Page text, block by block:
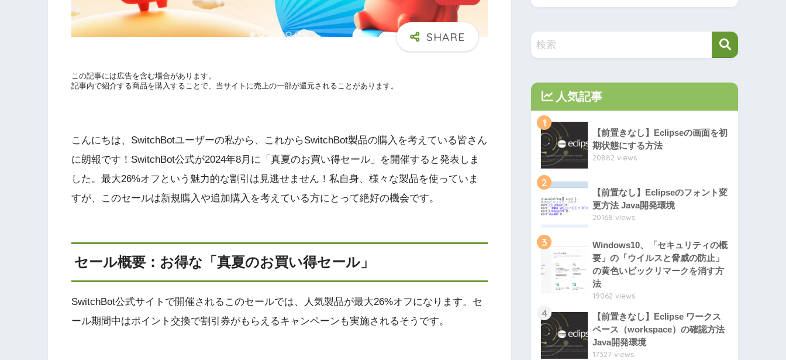
この記事には広告を含む場合があります。
記事内で紹介する商品を購入することで、当サイトに売上の一部が還元されることがあります。
こんにちは、SwitchBotユーザーの私から、これからSwitchBot製品の購入を考えている皆さん
に朗報です！SwitchBot公式が2024年8月に「真夏のお買い得セール」を開催すると発表しま
した。最大26%オフという魅力的な割引は見逃せません！私自身、様々な製品を使っていま
すが、このセールは新規購入や追加購入を考えている方にとって絶好の機会です。
セール概要：お得な「真夏のお買い得セール」
SwitchBot公式サイトで開催されるこのセールでは、人気製品が最大26%オフになります。セ
ール期間中はポイント交換で割引券がもらえるキャンペーンも実施されるそうです。
人気記事
1
【前置きなし】Eclipseの画面を初
期状態にする方法
20882 views
2
【前置なし】Eclipseのフォント変
更方法 Java開発環境
20168 views
3
Windows10、「セキュリティの概
要」の「ウイルスと脅威の防止」
の黄色いビックリマークを消す方
法
19062 views
4
【前置きなし】Eclipse ワークス
ペース（workspace）の確認方法
Java開発環境
17327 views